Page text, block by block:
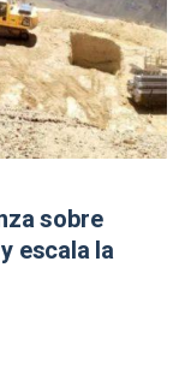
sobre
escala la